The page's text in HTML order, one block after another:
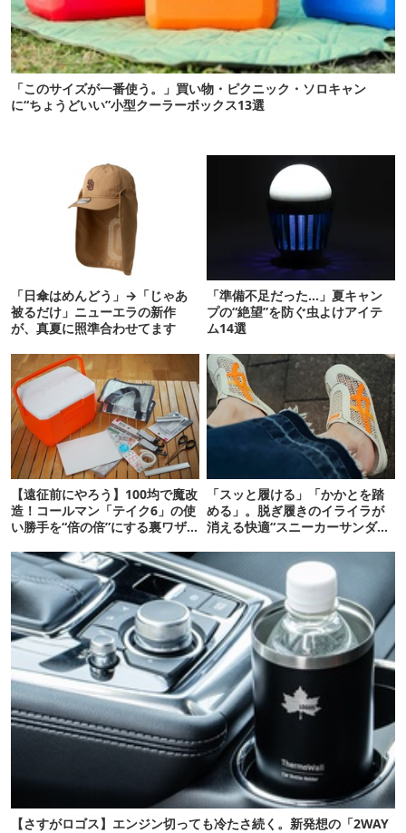
「このサイズが一番使う。」買い物・ピクニック・ソロキャン
に“ちょうどいい”小型クーラーボックス13選
「日傘はめんどう」→「じゃあ
被るだけ」ニューエラの新作
が、真夏に照準合わせてます
「準備不足だった…」夏キャン
プの“絶望”を防ぐ虫よけアイテ
ム14選
【遠征前にやろう】100均で魔改
造！コールマン「テイク6」の使
い勝手を“倍の倍”にする裏ワザ6
「スッと履ける」「かかとを踏
める」。脱ぎ履きのイライラが
消える快適“スニーカーサンダ
【さすがロゴス】エンジン切っても冷たさ続く。新発想の「2WAY